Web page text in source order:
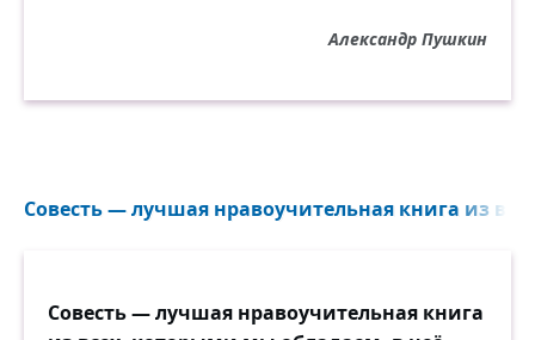
Александр Пушкин
Совесть — лучшая нравоучительная книга из
Совесть — лучшая нравоучительная книга